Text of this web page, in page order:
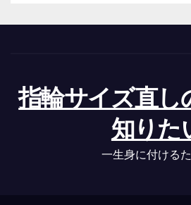
指輪サイズ直し
知りた
一生身に付ける